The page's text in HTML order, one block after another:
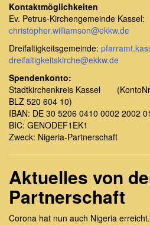
Kontaktmöglichkeiten
Ev. Petrus-Kirchengemeinde Kassel:
christopher.williamson@ekkw.de
Dreifaltigkeitsgemeinde:
dreifaltigkeitskirche@ekkw.de
Spendenkonto:
Stadtkirchenkreis Kassel
BLZ 520 604 10)
IBAN: DE 30 5206 0410 0002 2002 01
BIC: GENODEF1EK1
Zweck: Nigeria-Partnerschaft
Aktuelles von
Partnerschaft
Corona hat nun auch Nigeria